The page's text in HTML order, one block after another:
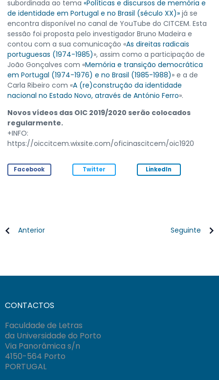
subordinada ao tema «Políticas e discursos de memória e
de identidade em Portugal e no Brasil (século XX)» já se
encontra disponível no canal de YouTube do CITCEM. Esta
sessão foi proposta pelo investigador Bruno Madeira e
contou com a sua comunicação «As direitas radicais
portuguesas (1974-1985)», assim como a participação de
João Gonçalves com «Memória e transição democrática
em Portugal (1974-1976) e no Brasil (1985-1988)» e a de
Carla Ribeiro com «A (re)construção da identidade
nacional no Estado Novo, através de António Ferro».
Novos vídeos das OIC 2019/2020 serão colocados
regularmente.
+INFO:
https://oiccitcem.wixsite.com/oficinascitcem/oic1920
Facebook Twitter LinkedIn
Anterior Seguinte
CONTACTOS
Faculdade de Letras
da Universidade do Porto
Via Panorâmica s/n
4150-564 Porto
PORTUGAL